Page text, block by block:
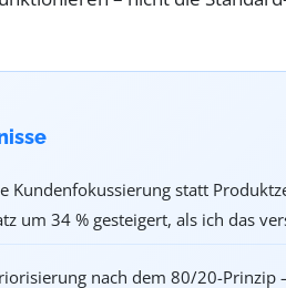
Kundenfokussierung statt
um 34 % gesteigert, als ich das
nach dem 80/20-Prinzip